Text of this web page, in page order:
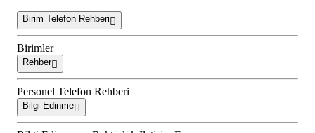
Birim Telefon Rehberi
Birimler
Rehber
Personel Telefon Rehberi
Bilgi Edinme